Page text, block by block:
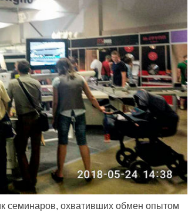
семинаров, охвативших обмен опытом